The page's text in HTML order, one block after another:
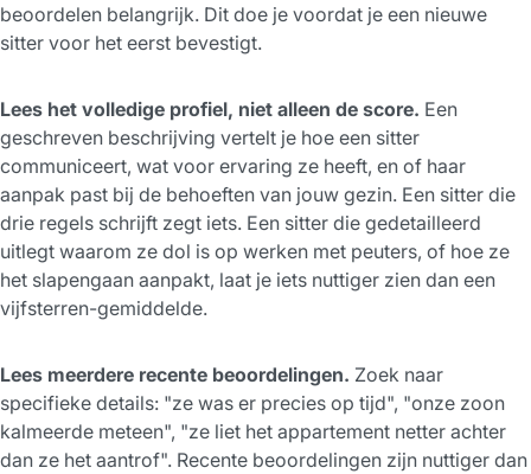
beoordelen belangrijk. Dit doe je voordat je een nieuwe
sitter voor het eerst bevestigt.
Lees het volledige profiel, niet alleen de score. Een
geschreven beschrijving vertelt je hoe een sitter
communiceert, wat voor ervaring ze heeft, en of haar
aanpak past bij de behoeften van jouw gezin. Een sitter die
drie regels schrijft zegt iets. Een sitter die gedetailleerd
uitlegt waarom ze dol is op werken met peuters, of hoe ze
het slapengaan aanpakt, laat je iets nuttiger zien dan een
vijfsterren-gemiddelde.
Lees meerdere recente beoordelingen. Zoek naar
specifieke details: "ze was er precies op tijd", "onze zoon
kalmeerde meteen", "ze liet het appartement netter achter
dan ze het aantrof". Recente beoordelingen zijn nuttiger dan